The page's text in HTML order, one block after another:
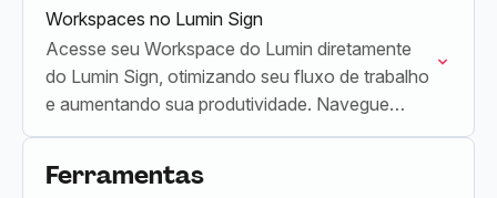
assinaturas digitais juridicamente…
Workspaces no Lumin Sign
Acesse seu Workspace do Lumin diretamente
do Lumin Sign, otimizando seu fluxo de trabalho
e aumentando sua produtividade. Navegue
perfeitamente entre as duas plataformas sem a
Ferramentas